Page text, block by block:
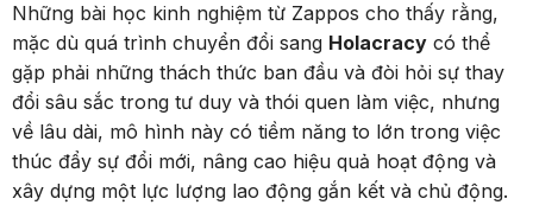
Những bài học kinh nghiệm từ Zappos cho thấy rằng,
mặc dù quá trình chuyển đổi sang Holacracy có thể
gặp phải những thách thức ban đầu và đòi hỏi sự thay
đổi sâu sắc trong tư duy và thói quen làm việc, nhưng
về lâu dài, mô hình này có tiềm năng to lớn trong việc
thúc đẩy sự đổi mới, nâng cao hiệu quả hoạt động và
xây dựng một lực lượng lao động gắn kết và chủ động.